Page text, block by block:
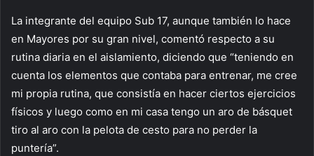
La integrante del equipo Sub 17, aunque también lo hace
en Mayores por su gran nivel, comentó respecto a su
rutina diaria en el aislamiento, diciendo que “teniendo en
cuenta los elementos que contaba para entrenar, me cree
mi propia rutina, que consistía en hacer ciertos ejercicios
físicos y luego como en mi casa tengo un aro de básquet
tiro al aro con la pelota de cesto para no perder la
puntería”.